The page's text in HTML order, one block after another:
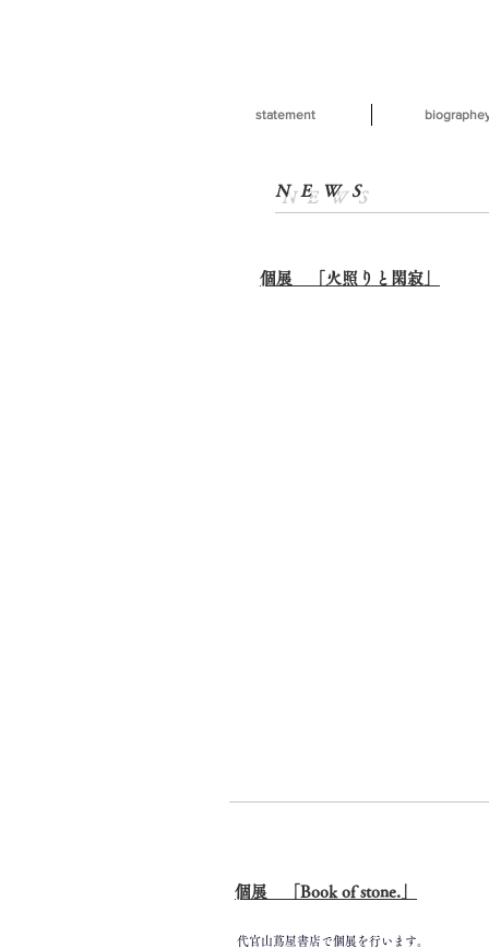
statement
​NEWS
​個展 「火照りと閑寂」
​個展 「Book of stone.
代官山蔦屋書店で個展を行います。